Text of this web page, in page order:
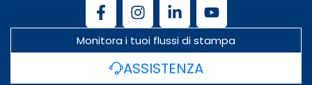
Monitora i tuoi flussi di stampa
ASSISTENZA